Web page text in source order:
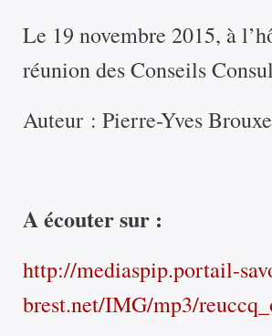
Le 19 novembre 2015, à
réunion des Conseils
Auteur : Pierre-Yves
A écouter sur :
http://mediaspip.portail-
brest.net/IMG/mp3/